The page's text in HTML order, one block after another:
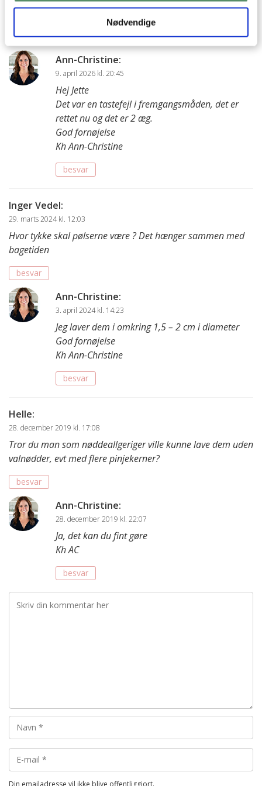
Nødvendige
til pensling), i opskriften står 1 æg
besvar
Ann-Christine:
9. april 2026 kl. 20:45
Hej Jette
Det var en tastefejl i fremgangsmåden, det er
rettet nu og det er 2 æg.
God fornøjelse
Kh Ann-Christine
besvar
Inger Vedel:
29. marts 2024 kl. 12:03
Hvor tykke skal pølserne være ? Det hænger sammen med
bagetiden
besvar
Ann-Christine:
3. april 2024 kl. 14:23
Jeg laver dem i omkring 1,5 – 2 cm i diameter
God fornøjelse
Kh Ann-Christine
besvar
Helle:
28. december 2019 kl. 17:08
Tror du man som nøddeallgeriger ville kunne lave dem uden
valnødder, evt med flere pinjekerner?
besvar
Ann-Christine:
28. december 2019 kl. 22:07
Ja, det kan du fint gøre
Kh AC
besvar
Din emailadresse vil ikke blive offentliggjort.